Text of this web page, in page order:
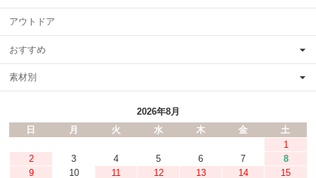
アウトドア
おすすめ
素材別
2026年8月
日
月 火 水 木 金
土
1
2
3 4 5 6 7
8
9
10 11 12 13 14
15